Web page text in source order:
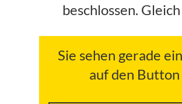
beschlossen.
Sie sehen gerade
auf den